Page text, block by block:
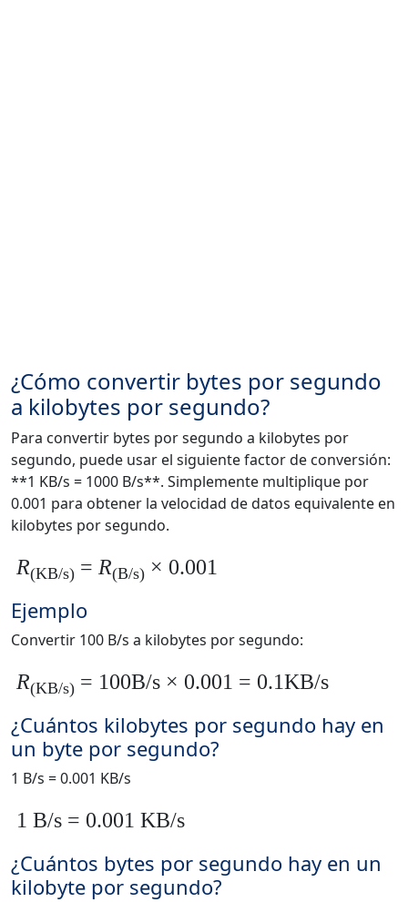
¿Cómo convertir bytes por segundo
a kilobytes por segundo?
Para convertir bytes por segundo a kilobytes por
segundo, puede usar el siguiente factor de conversión:
**1 KB/s = 1000 B/s**. Simplemente multiplique por
0.001 para obtener la velocidad de datos equivalente en
kilobytes por segundo.
R(KB/s) = R(B/s) × 0.001
Ejemplo
Convertir 100 B/s a kilobytes por segundo:
R(KB/s) = 100B/s × 0.001 = 0.1KB/s
¿Cuántos kilobytes por segundo hay en
un byte por segundo?
1 B/s = 0.001 KB/s
1 B/s = 0.001 KB/s
¿Cuántos bytes por segundo hay en un
kilobyte por segundo?